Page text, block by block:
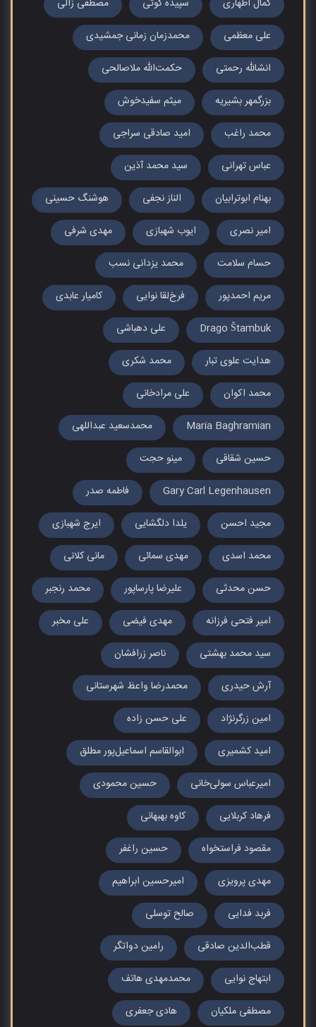
کمال اطهاری سپیده کوتی مصطفی زالی
علی معظمی محمدزمان زمانی جمشیدی
انشالله رحمتی حکمت‌الله ملاصالحی
بزرگمهر بشیریه میثم سفیدخوش
محمد راغب امید صادقی سراجی
عباس تهرانی سید محمد آذین
بهنام ابوترابیان الناز نجفی هوشنگ حسینی
امیر نصری ایوب شهبازی مهدی شرفی
حسام سلامت محمد یزدانی نسب
مریم احمدپور فرخ‌لقا نوایی کامیار عابدی
Drago Štambuk علی دهباشی
هدایت علوی تبار محمد شکری
محمد اکوان علی مرادخانی
Maria Baghramian محمدسعید عبداللهی
حسین شقاقی مینو حجت
Gary Carl Legenhausen فاطمه صدر
مجید احسن یلدا دلگشایی ایرج شهبازی
محمد اسدی مهدی سمائی مانی کلانی
حسن محدثی علیرضا پارساپور محمد رنجبر
امیر فتحی فرزانه مهدی فیضی علی مخبر
سید محمد بهشتی ناصر زرافشان
آرش حیدری محمدرضا واعظ شهرستانی
امین زرگرنژاد علی حسن زاده
امید کشمیری ابوالقاسم اسماعیل‌پور مطلق
امیرعباس سولی‌خانی حسین محمودی
فرهاد کربلایی کاوه بهبهانی
مقصود فراستخواه حسین راغفر
مهدی پرویزی امیرحسین ابراهیم
فربد فدایی صالح توسلی
قطب‌الدین صادقی رامین دواتگر
ابتهاج نوایی محمدمهدی هاتف
مصطفی ملکیان هادی جعفری